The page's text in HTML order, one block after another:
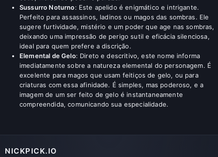
Sussurro Noturno: Este apelido é enigmático e intrigante.
Perfeito para assassinos, ladinos ou magos das sombras. Ele
sugere furtividade, mistério e um poder que age nas sombras,
deixando uma impressão de perigo sutil e eficácia silenciosa,
ideal para quem prefere a discrição.
Elemental de Gelo: Direto e descritivo, este nome informa
imediatamente sobre a natureza elemental do personagem. É
excelente para magos que usam feitiços de gelo, ou para
criaturas com essa afinidade. É simples, mas poderoso, e a
imagem de um ser feito de gelo é instantaneamente
compreendida, comunicando sua especialidade.
NICKPICK.IO